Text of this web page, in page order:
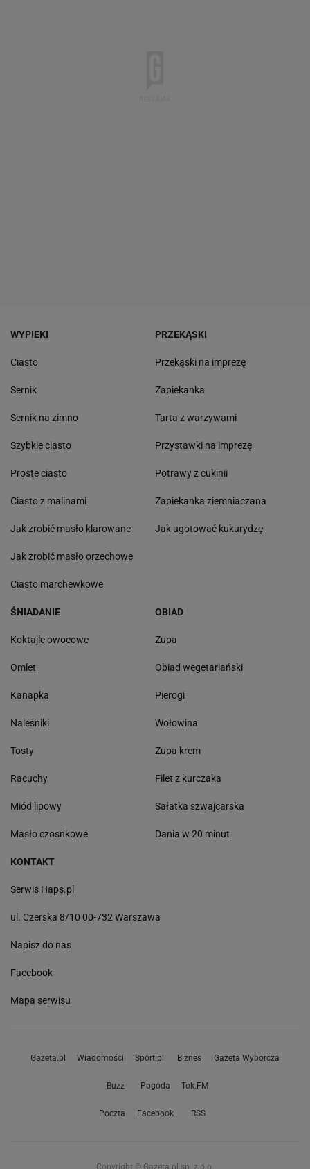
WYPIEKI
Ciasto
Sernik
Sernik na zimno
Szybkie ciasto
Proste ciasto
Ciasto z malinami
Jak zrobić masło klarowane
Jak zrobić masło orzechowe
Ciasto marchewkowe
PRZEKĄSKI
Przekąski na imprezę
Zapiekanka
Tarta z warzywami
Przystawki na imprezę
Potrawy z cukinii
Zapiekanka ziemniaczana
Jak ugotować kukurydzę
ŚNIADANIE
Koktajle owocowe
Omlet
Kanapka
Naleśniki
Tosty
Racuchy
Miód lipowy
Masło czosnkowe
OBIAD
Zupa
Obiad wegetariański
Pierogi
Wołowina
Zupa krem
Filet z kurczaka
Sałatka szwajcarska
Dania w 20 minut
KONTAKT
Serwis Haps.pl
ul. Czerska 8/10 00-732 Warszawa
Napisz do nas
Facebook
Mapa serwisu
Gazeta.pl Wiadomości Sport.pl Biznes Gazeta Wyborcza
Buzz Pogoda Tok.FM
Poczta Facebook RSS
Copyright © Gazeta.pl sp. z o.o.